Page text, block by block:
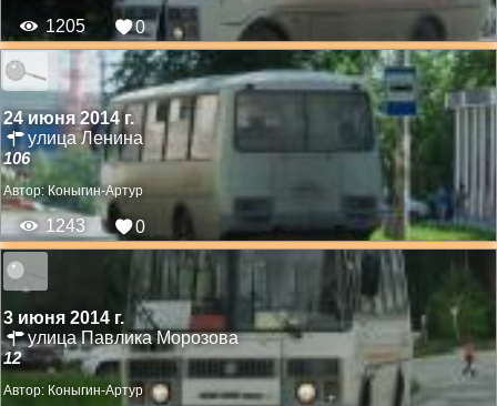
1205 0
24 июня 2014 г.
улица Ленина
106
Автор:Коныгин-Артур
1243 0
3 июня 2014 г.
улица Павлика Морозова
12
Автор: Коныгин-Артур